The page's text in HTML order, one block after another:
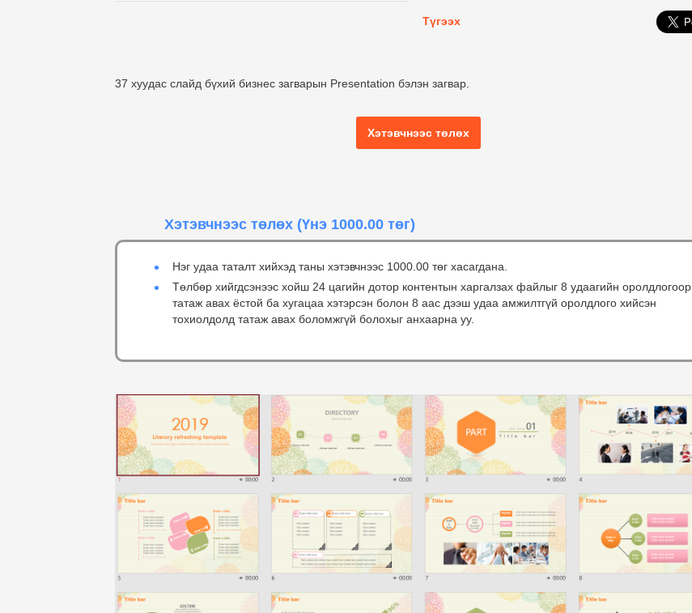
Түгээх
37 хуудас слайд бүхий бизнес загварын Presentation бэлэн загвар.
Хэтэвчнээс төлөх
Хэтэвчнээс төлөх (Үнэ 1000.00 төг)
Нэг удаа таталт хийхэд таны хэтэвчнээс 1000.00 төг хасагдана.
Төлбөр хийгдсэнээс хойш 24 цагийн дотор контентын харгалзах файлыг 8 удаагийн оролдлогоор
татаж авах ёстой ба хугацаа хэтэрсэн болон 8 аас дээш удаа амжилтгүй оролдлого хийсэн
тохиолдолд татаж авах боломжгүй болохыг анхаарна уу.